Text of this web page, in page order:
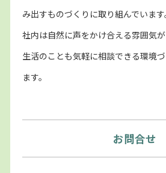
み出すものづくりに取り組んでいます
社内は自然に声をかけ合える雰囲気
生活のことも気軽に相談できる環境
ます。
お問合せ